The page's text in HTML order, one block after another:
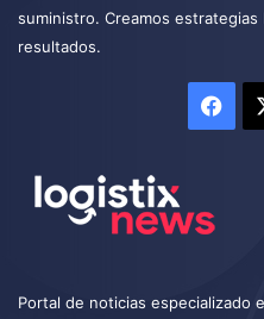
suministro. Creamos
resultados.
Portal de noticias especializado